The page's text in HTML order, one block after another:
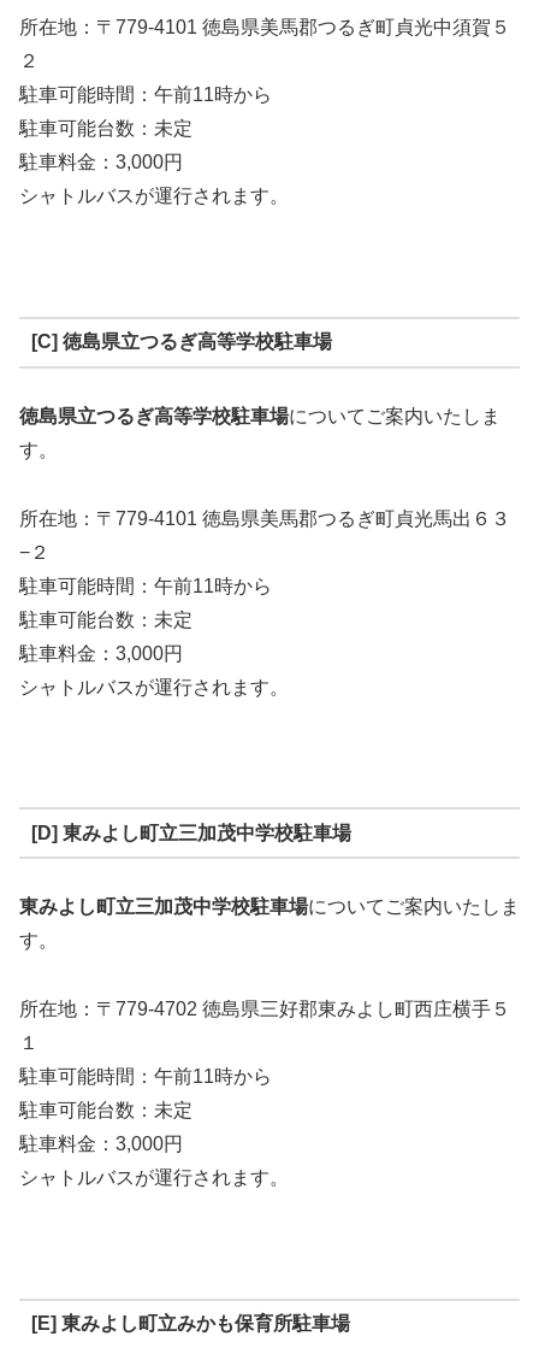
所在地：〒779-4101 徳島県美馬郡つるぎ町貞光中須賀５
２
駐車可能時間：午前11時から
駐車可能台数：未定
駐車料金：3,000円
シャトルバスが運行されます。
[C] 徳島県立つるぎ高等学校駐車場
徳島県立つるぎ高等学校駐車場についてご案内いたしま
す。
所在地：〒779-4101 徳島県美馬郡つるぎ町貞光馬出６３
−２
駐車可能時間：午前11時から
駐車可能台数：未定
駐車料金：3,000円
シャトルバスが運行されます。
[D] 東みよし町立三加茂中学校駐車場
東みよし町立三加茂中学校駐車場についてご案内いたしま
す。
所在地：〒779-4702 徳島県三好郡東みよし町西庄横手５
１
駐車可能時間：午前11時から
駐車可能台数：未定
駐車料金：3,000円
シャトルバスが運行されます。
[E] 東みよし町立みかも保育所駐車場